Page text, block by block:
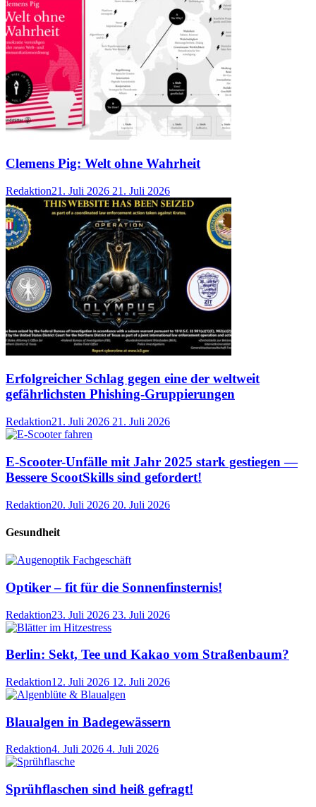
Clemens Pig: Welt ohne Wahrheit
Redaktion21. Juli 2026 21. Juli 2026
Erfolgreicher Schlag gegen eine der weltweit
gefährlichsten Phishing-Gruppierungen
Redaktion21. Juli 2026 21. Juli 2026
E-Scooter-Unfälle mit Jahr 2025 stark gestiegen —
Bessere ScootSkills sind gefordert!
Redaktion20. Juli 2026 20. Juli 2026
Gesundheit
Optiker – fit für die Sonnenfinsternis!
Redaktion23. Juli 2026 23. Juli 2026
Berlin: Sekt, Tee und Kakao vom Straßenbaum?
Redaktion12. Juli 2026 12. Juli 2026
Blaualgen in Badegewässern
Redaktion4. Juli 2026 4. Juli 2026
Sprühflaschen sind heiß gefragt!